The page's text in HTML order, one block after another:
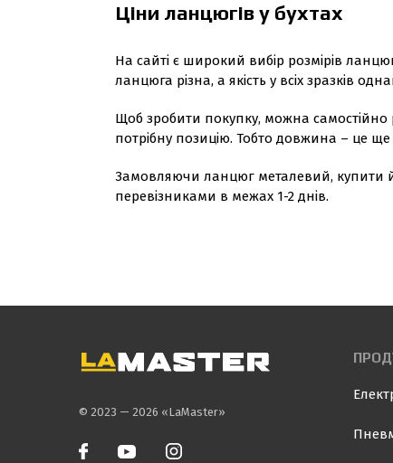
Ціни ланцюгів у бухтах
На сайті є широкий вибір розмірів
ланцюга різна, а якість у всіх зразків
Щоб зробити покупку, можна самостійно
потрібну позицію. Тобто довжина – це
Замовляючи ланцюг металевий, купити
перевізниками в межах 1-2 днів.
© 2023 — 2026 «LaMaster»